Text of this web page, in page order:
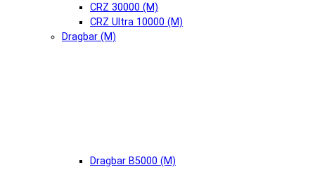
CRZ 30000 (М)
CRZ Ultra 10000 (М)
Dragbar (М)
Dragbar B5000 (М)